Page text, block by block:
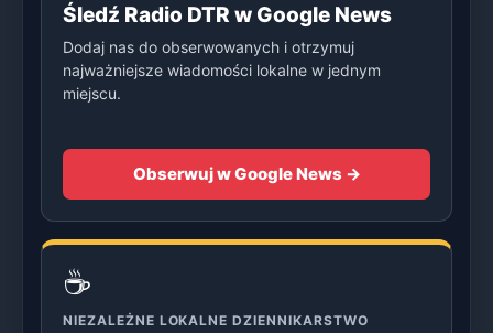
Śledź Radio DTR w Google News
Dodaj nas do obserwowanych i otrzymuj
najważniejsze wiadomości lokalne w jednym
miejscu.
Obserwuj w Google News →
☕
NIEZALEŻNE LOKALNE DZIENNIKARSTWO